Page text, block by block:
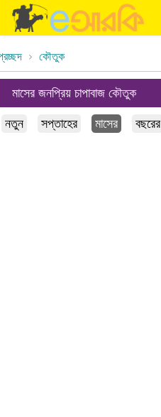
কৌতুক
মাসের জনপ্রিয় চাপাবাজ কৌতুক
নতুন সপ্তাহের মাসের বছরের